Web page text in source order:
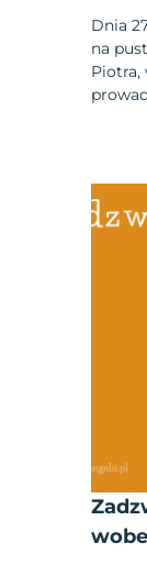
Dnia
na
Piotra,